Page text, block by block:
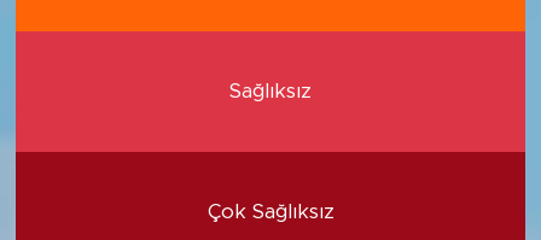
Sağlıksız
Çok Sağlıksız